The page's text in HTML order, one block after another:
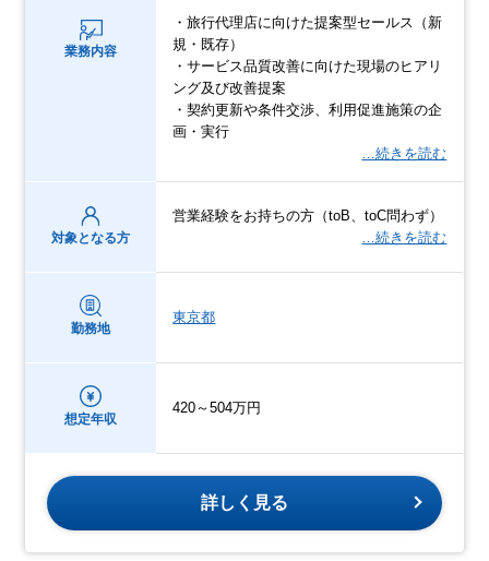
業務内容
・旅行代理店に向けた提案型セールス（新
規・既存）
・サービス品質改善に向けた現場のヒアリ
ング及び改善提案
・契約更新や条件交渉、利用促進施策の企
画・実行
…続きを読む
対象となる方
営業経験をお持ちの方（toB、toC問わず）
…続きを読む
勤務地
東京都
想定年収
420～504万円
詳しく見る